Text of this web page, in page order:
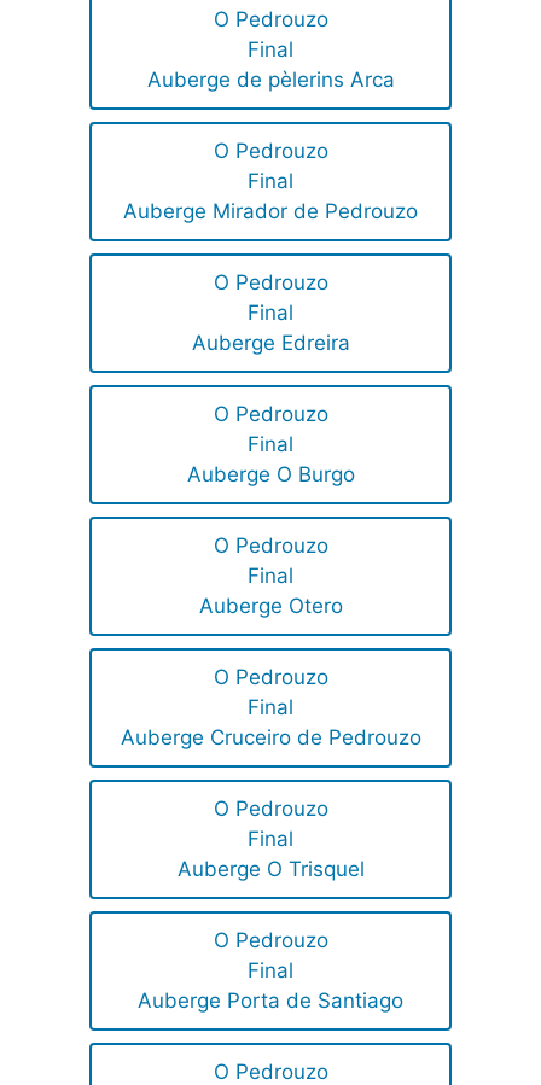
O Pedrouzo
Final
Auberge de pèlerins Arca
O Pedrouzo
Final
Auberge Mirador de Pedrouzo
O Pedrouzo
Final
Auberge Edreira
O Pedrouzo
Final
Auberge O Burgo
O Pedrouzo
Final
Auberge Otero
O Pedrouzo
Final
Auberge Cruceiro de Pedrouzo
O Pedrouzo
Final
Auberge O Trisquel
O Pedrouzo
Final
Auberge Porta de Santiago
O Pedrouzo